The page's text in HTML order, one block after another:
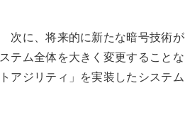
次に、将来的に新たな暗号技術
ステム全体を大きく変更すること
トアジリティ」を実装したシステ